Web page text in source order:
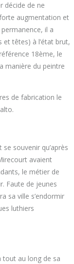
décide de ne
augmentation et
il a
têtes) à l’état brut,
18ème, le
manière du peintre
de fabrication le
souvenir qu’après
avaient
le métier de
Faute de jeunes
sa ville s’endormir
luthiers
tout au long de sa